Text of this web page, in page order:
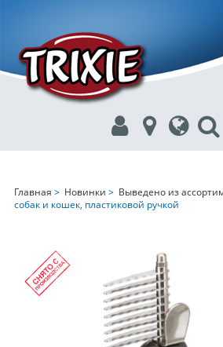
Главная > Новинки > Выведено из
собак и кошек, пластиковой ручкой